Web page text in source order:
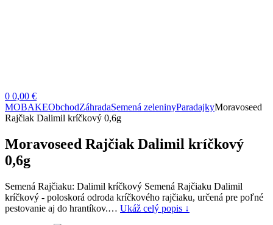
0 0,00 €
MOBAKEObchodZáhradaSemená zeleninyParadajkyMoravoseed
Rajčiak Dalimil kríčkový 0,6g
Moravoseed Rajčiak Dalimil kríčkový
0,6g
Semená Rajčiaku: Dalimil kríčkový Semená Rajčiaku Dalimil
kríčkový - poloskorá odroda kríčkového rajčiaku, určená pre poľné
pestovanie aj do hrantíkov.… Ukáž celý popis ↓